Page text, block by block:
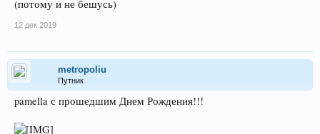
(потому и не бешусь)
12 дек 2019
metropoliu
Путник
pamella с прошедшим Днем Рождения!!!